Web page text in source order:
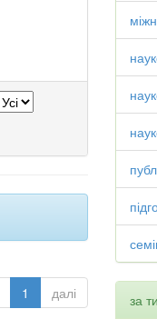
1 далі за